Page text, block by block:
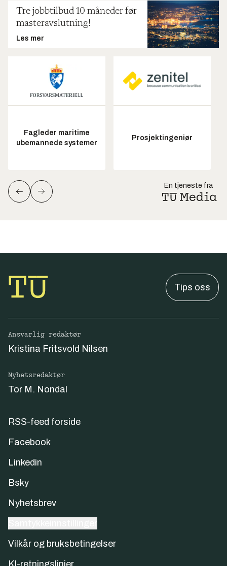
Tre jobbtilbud 10 måneder før
masteravslutning!
Les mer
Fagleder maritime
ubemannede systemer
Prosjektingeniør
En tjeneste fra
Tips oss
Ansvarlig redaktør
Kristina Fritsvold Nilsen
Nyhetsredaktør
Tor M. Nondal
RSS-feed forside
Facebook
Linkedin
Bsky
Nyhetsbrev
Vilkår og bruksbetingelser